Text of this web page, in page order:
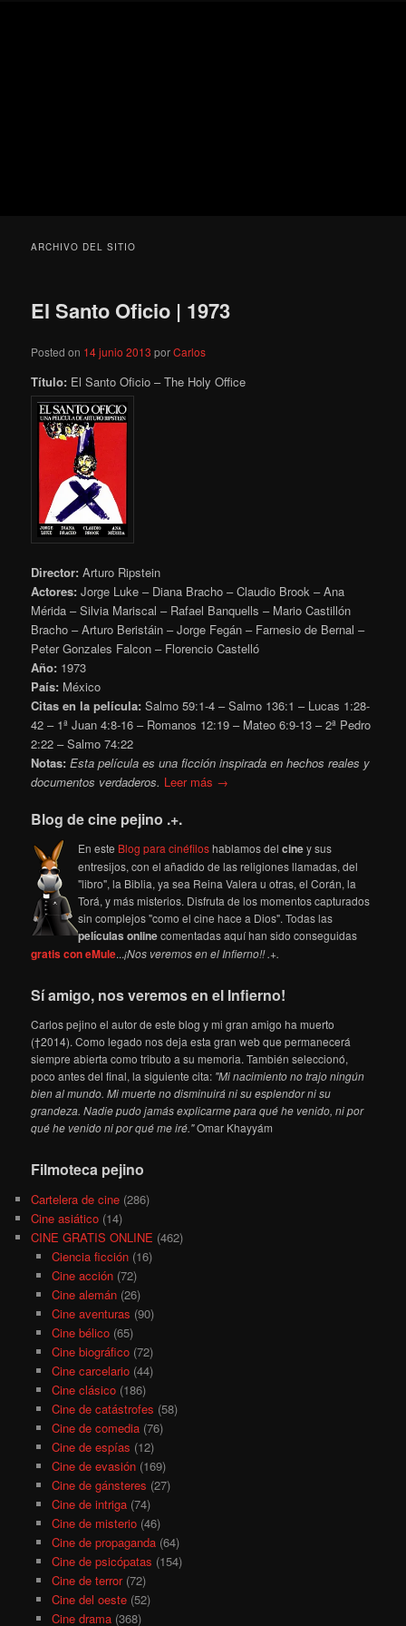
ARCHIVO DEL SITIO
El Santo Oficio | 1973
Posted on 14 junio 2013 porCarlos
Título: El Santo Oficio – The Holy Office
Director: Arturo Ripstein
Actores: Jorge Luke – Diana Bracho – Claudio Brook – Ana
Mérida – Silvia Mariscal – Rafael Banquells – Mario Castillón
Bracho – Arturo Beristáin – Jorge Fegán – Farnesio de Bernal –
Peter Gonzales Falcon – Florencio Castelló
Año: 1973
País: México
Citas en la película: Salmo 59:1-4 – Salmo 136:1 – Lucas 1:28-
42 – 1ª Juan 4:8-16 – Romanos 12:19 – Mateo 6:9-13 – 2ª Pedro
2:22 – Salmo 74:22
Notas:Esta película es una ficción inspirada en hechos reales y
documentos verdaderos. Leer más →
Blog de cine pejino .+.
En este Blog para cinéfiloshablamos delciney sus
entresijos, con el añadido de las religiones llamadas, del
"libro", la Biblia, ya sea Reina Valera u otras, el Corán, la
Torá, y más misterios. Disfruta de los momentos capturados
sin complejos "como el cine hace a Dios". Todas las
películas onlinecomentadas aquí han sido conseguidas
gratis con eMule...¡Nos veremos en el Infierno!! .+.
Sí amigo, nos veremos en el Infierno!
Carlos pejino el autor de este blog y mi gran amigo ha muerto
(†2014). Como legado nos deja esta gran web que permanecerá
siempre abierta como tributo a su memoria. También seleccionó,
poco antes del final, la siguiente cita: "Mi nacimiento no trajo ningún
bien al mundo. Mi muerte no disminuirá ni su esplendor ni su
grandeza. Nadie pudo jamás explicarme para qué he venido, ni por
qué he venido ni por qué me iré."Omar Khayyám
Filmoteca pejino
Cartelera de cine (286)
Cine asiático (14)
CINE GRATIS ONLINE (462)
Ciencia ficción(16)
Cine acción(72)
Cine alemán(26)
Cine aventuras (90)
Cine bélico(65)
Cine biográfico(72)
Cine carcelario(44)
Cine clásico(186)
Cine de catástrofes (58)
Cine de comedia(76)
Cine de espías (12)
Cine de evasión(169)
Cine de gánsteres (27)
Cine de intriga(74)
Cine de misterio(46)
Cine de propaganda(64)
Cine de psicópatas (154)
Cine de terror(72)
Cine del oeste(52)
Cine drama(368)